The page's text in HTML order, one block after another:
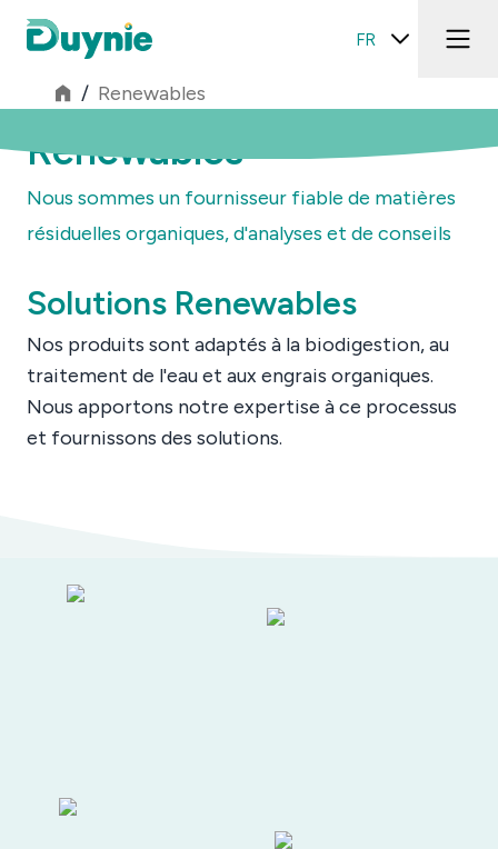
FR
/ Renewables
Renewables
Nous sommes un fournisseur fiable de matières
résiduelles organiques, d'analyses et de conseils
Solutions Renewables
Nos produits sont adaptés à la biodigestion, au
traitement de l'eau et aux engrais organiques.
Nous apportons notre expertise à ce processus
et fournissons des solutions.